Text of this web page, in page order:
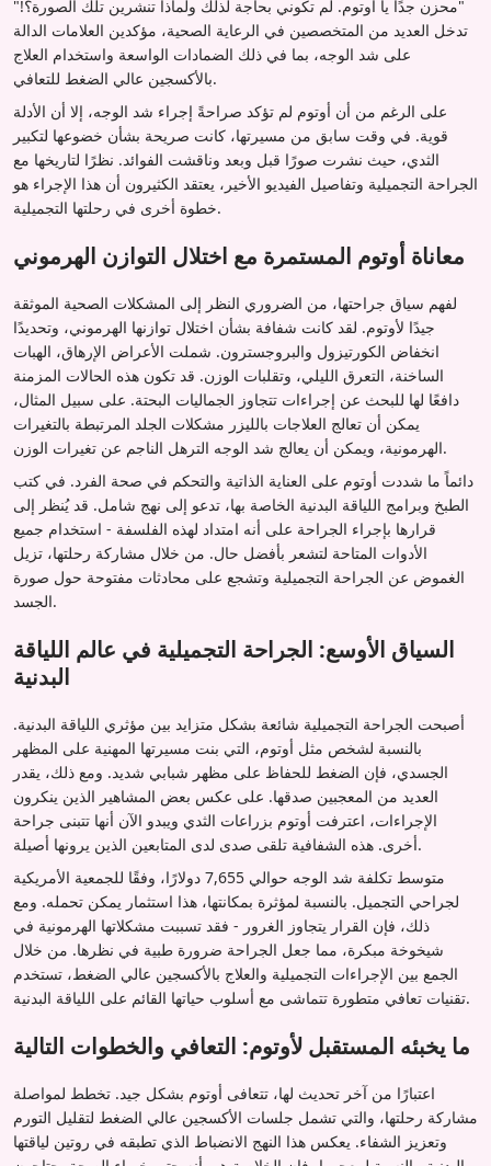
"محزن جدًا يا أوتوم. لم تكوني بحاجة لذلك ولماذا تنشرين تلك الصورة؟!"
تدخل العديد من المتخصصين في الرعاية الصحية، مؤكدين العلامات الدالة
على شد الوجه، بما في ذلك الضمادات الواسعة واستخدام العلاج
بالأكسجين عالي الضغط للتعافي.
على الرغم من أن أوتوم لم تؤكد صراحةً إجراء شد الوجه، إلا أن الأدلة
قوية. في وقت سابق من مسيرتها، كانت صريحة بشأن خضوعها لتكبير
الثدي، حيث نشرت صورًا قبل وبعد وناقشت الفوائد. نظرًا لتاريخها مع
الجراحة التجميلية وتفاصيل الفيديو الأخير، يعتقد الكثيرون أن هذا الإجراء هو
خطوة أخرى في رحلتها التجميلية.
معاناة أوتوم المستمرة مع اختلال التوازن الهرموني
لفهم سياق جراحتها، من الضروري النظر إلى المشكلات الصحية الموثقة
جيدًا لأوتوم. لقد كانت شفافة بشأن اختلال توازنها الهرموني، وتحديدًا
انخفاض الكورتيزول والبروجسترون. شملت الأعراض الإرهاق، الهبات
الساخنة، التعرق الليلي، وتقلبات الوزن. قد تكون هذه الحالات المزمنة
دافعًا لها للبحث عن إجراءات تتجاوز الجماليات البحتة. على سبيل المثال،
يمكن أن تعالج العلاجات بالليزر مشكلات الجلد المرتبطة بالتغيرات
الهرمونية، ويمكن أن يعالج شد الوجه الترهل الناجم عن تغيرات الوزن.
دائماً ما شددت أوتوم على العناية الذاتية والتحكم في صحة الفرد. في كتب
الطبخ وبرامج اللياقة البدنية الخاصة بها، تدعو إلى نهج شامل. قد يُنظر إلى
قرارها بإجراء الجراحة على أنه امتداد لهذه الفلسفة - استخدام جميع
الأدوات المتاحة لتشعر بأفضل حال. من خلال مشاركة رحلتها، تزيل
الغموض عن الجراحة التجميلية وتشجع على محادثات مفتوحة حول صورة
الجسد.
السياق الأوسع: الجراحة التجميلية في عالم اللياقة
البدنية
أصبحت الجراحة التجميلية شائعة بشكل متزايد بين مؤثري اللياقة البدنية.
بالنسبة لشخص مثل أوتوم، التي بنت مسيرتها المهنية على المظهر
الجسدي، فإن الضغط للحفاظ على مظهر شبابي شديد. ومع ذلك، يقدر
العديد من المعجبين صدقها. على عكس بعض المشاهير الذين ينكرون
الإجراءات، اعترفت أوتوم بزراعات الثدي ويبدو الآن أنها تتبنى جراحة
أخرى. هذه الشفافية تلقى صدى لدى المتابعين الذين يرونها أصيلة.
متوسط تكلفة شد الوجه حوالي 7,655 دولارًا، وفقًا للجمعية الأمريكية
لجراحي التجميل. بالنسبة لمؤثرة بمكانتها، هذا استثمار يمكن تحمله. ومع
ذلك، فإن القرار يتجاوز الغرور - فقد تسببت مشكلاتها الهرمونية في
شيخوخة مبكرة، مما جعل الجراحة ضرورة طبية في نظرها. من خلال
الجمع بين الإجراءات التجميلية والعلاج بالأكسجين عالي الضغط، تستخدم
تقنيات تعافي متطورة تتماشى مع أسلوب حياتها القائم على اللياقة البدنية.
ما يخبئه المستقبل لأوتوم: التعافي والخطوات التالية
اعتبارًا من آخر تحديث لها، تتعافى أوتوم بشكل جيد. تخطط لمواصلة
مشاركة رحلتها، والتي تشمل جلسات الأكسجين عالي الضغط لتقليل التورم
وتعزيز الشفاء. يعكس هذا النهج الانضباط الذي تطبقه في روتين لياقتها